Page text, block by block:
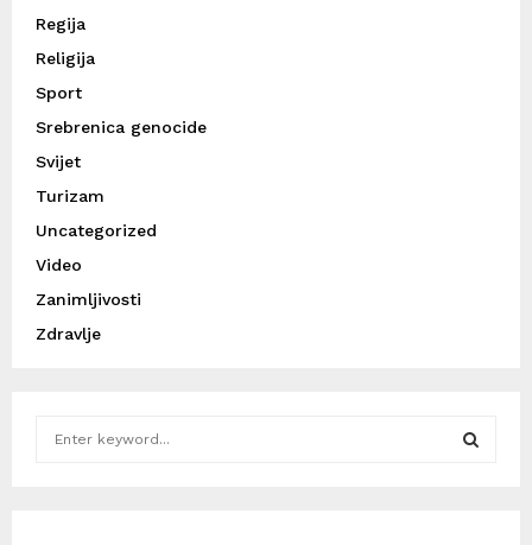
Regija
Religija
Sport
Srebrenica genocide
Svijet
Turizam
Uncategorized
Video
Zanimljivosti
Zdravlje